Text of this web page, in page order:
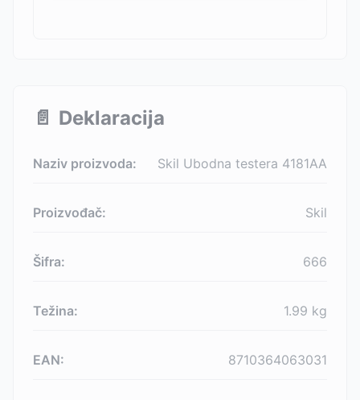
📄 Deklaracija
Naziv proizvoda: Skil Ubodna testera 4181AA
Proizvođač: Skil
Šifra: 666
Težina: 1.99 kg
EAN: 8710364063031